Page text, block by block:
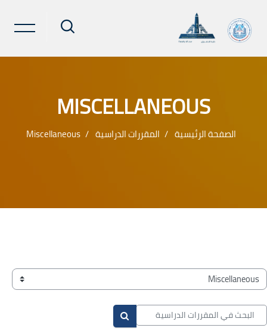
MISCELLANEOUS
الصفحة الرئيسية المقررات الدراسية Miscellaneous
الكتل
تصنيفات المقررات
البحث في المقررات الدراسية
البحث في المقررات الدراسية